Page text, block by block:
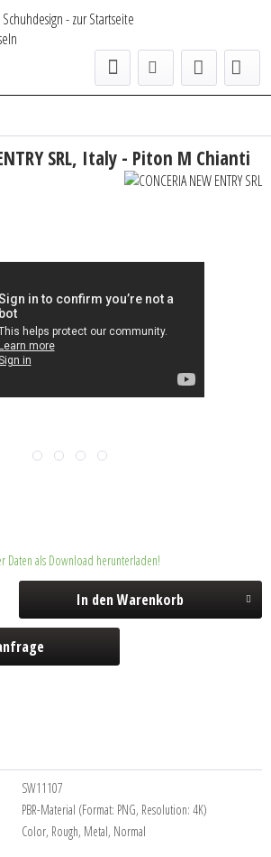
SRL, Italy - Piton M Chianti
Daten als Download herunterladen!
In denWarenkorb
SW11107
PBR-Material (Format: PNG, Resolution: 4K)
Color, Rough, Metal, Normal